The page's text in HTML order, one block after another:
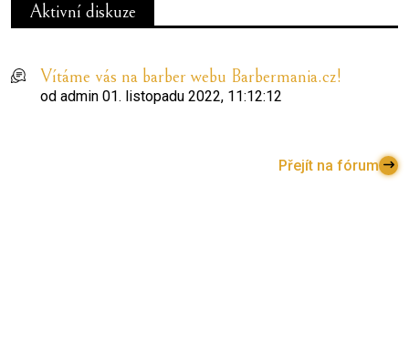
Aktivní diskuze
Vítáme vás na barber webu Barbermania.cz!
od admin 01. listopadu 2022, 11:12:12
Přejít na fórum